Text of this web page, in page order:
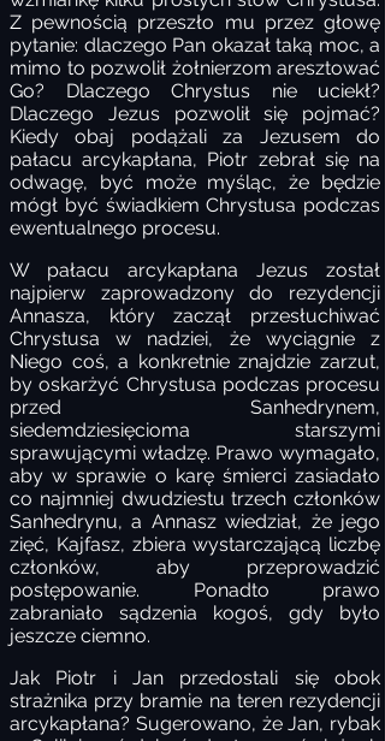
Z pewnością przeszło mu przez głowę
pytanie: dlaczego Pan okazał taką moc, a
mimo to pozwolił żołnierzom aresztować
Go? Dlaczego Chrystus nie uciekł?
Dlaczego Jezus pozwolił się pojmać?
Kiedy obaj podążali za Jezusem do
pałacu arcykapłana, Piotr zebrał się na
odwagę, być może myśląc, że będzie
mógł być świadkiem Chrystusa podczas
ewentualnego procesu.
W pałacu arcykapłana Jezus został
najpierw zaprowadzony do rezydencji
Annasza, który zaczął przesłuchiwać
Chrystusa w nadziei, że wyciągnie z
Niego coś, a konkretnie znajdzie zarzut,
by oskarżyć Chrystusa podczas procesu
przed Sanhedrynem,
siedemdziesięcioma starszymi
sprawującymi władzę. Prawo wymagało,
aby w sprawie o karę śmierci zasiadało
co najmniej dwudziestu trzech członków
Sanhedrynu, a Annasz wiedział, że jego
zięć, Kajfasz, zbiera wystarczającą liczbę
członków, aby przeprowadzić
postępowanie. Ponadto prawo
zabraniało sądzenia kogoś, gdy było
jeszcze ciemno.
Jak Piotr i Jan przedostali się obok
strażnika przy bramie na teren rezydencji
arcykapłana? Sugerowano, że Jan, rybak